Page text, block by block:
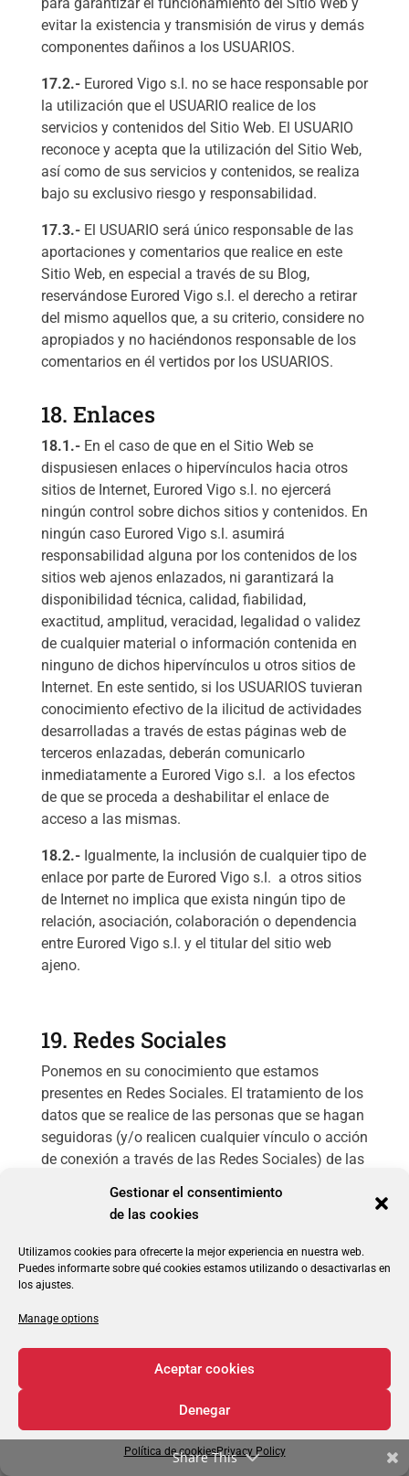
Gestionar el consentimiento
de las cookies
Utilizamos cookies para ofrecerte la mejor experiencia en nuestra web.
Puedes informarte sobre qué cookies estamos utilizando o desactivarlas en
los ajustes.
Manage options
Aceptar cookies
Denegar
Política de cookiesPrivacy Policy
evitar la existencia y transmisión de virus y demás
componentes dañinos a los USUARIOS.
17.2.-Eurored Vigo s.l. no se hace responsable por
la utilización que el USUARIO realice de los
servicios y contenidos del Sitio Web. El USUARIO
reconoce y acepta que la utilización del Sitio Web,
así como de sus servicios y contenidos, se realiza
bajo su exclusivo riesgo y responsabilidad.
17.3.-El USUARIO será único responsable de las
aportaciones y comentarios que realice en este
Sitio Web, en especial a través de su Blog,
reservándose Eurored Vigo s.l. el derecho a retirar
del mismo aquellos que, a su criterio, considere no
apropiados y no haciéndonos responsable de los
comentarios en él vertidos por los USUARIOS.
18. Enlaces
18.1.-En el caso de que en el Sitio Web se
dispusiesen enlaces o hipervínculos hacia otros
sitios de Internet, Eurored Vigo s.l. no ejercerá
ningún control sobre dichos sitios y contenidos. En
ningún caso Eurored Vigo s.l. asumirá
responsabilidad alguna por los contenidos de los
sitios web ajenos enlazados, ni garantizará la
disponibilidad técnica, calidad, fiabilidad,
exactitud, amplitud, veracidad, legalidad o validez
de cualquier material o información contenida en
ninguno de dichos hipervínculos u otros sitios de
Internet. En este sentido, si los USUARIOS tuvieran
conocimiento efectivo de la ilicitud de actividades
desarrolladas a través de estas páginas web de
terceros enlazadas, deberán comunicarlo
inmediatamente a Eurored Vigo s.l. a los efectos
de que se proceda a deshabilitar el enlace de
acceso a las mismas.
18.2.-Igualmente, la inclusión de cualquier tipo de
enlace por parte de Eurored Vigo s.l. a otros sitios
de Internet no implica que exista ningún tipo de
relación, asociación, colaboración o dependencia
entre Eurored Vigo s.l. y el titular del sitio web
ajeno.
19. Redes Sociales
Ponemos en su conocimiento que estamos
presentes en Redes Sociales. El tratamiento de los
datos que se realice de las personas que se hagan
seguidoras (y/o realicen cualquier vínculo o acción
de conexión a través de las Redes Sociales) de las
redes sociales, se regirá por este apartado, así
como por aquellas Condiciones de uso, políticas
de privacidad y demás normativas de acceso, uso
y similares que pertenezcan a la red social que
corresponda, de las que el usuario de las Redes
Sociales, ya habrá aceptado.
EURO RED VIGO S.L., tratará sus datos con las
finalidades de administrar correctamente su
informarlo de actividades productos o servicios de
EURO RED VIGO S.L., o de terceros que puedan
estar relacionados con nuestra actividad, así como
Share This